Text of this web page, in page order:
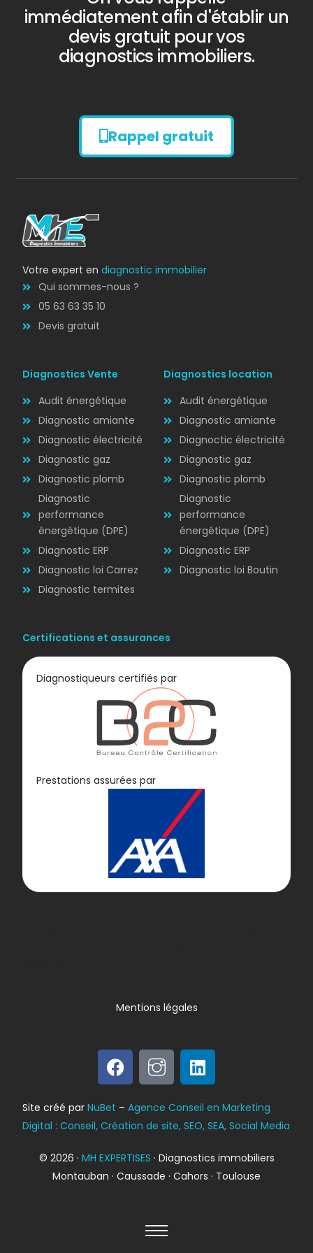
DPE
Diagnostic
AMIANTE
Diagnostic
ÉLECTRICITÉ
Diagnostic
Bilan énergétique
DPE
immédiatement afin d'établir un
devis gratuit pour vos
diagnostics immobiliers.
Rappel gratuit
Votre expert endiagnostic immobilier
Qui sommes-nous ?
05 63 63 35 10
Devis gratuit
Diagnostics Vente
Audit énergétique
Diagnostic amiante
Diagnostic électricité
Diagnostic gaz
Diagnostic plomb
Diagnostic
performance
énergétique (DPE)
Diagnostic ERP
Diagnostic loi Carrez
Diagnostic termites
Diagnostics location
Audit énergétique
Diagnostic amiante
Diagnoctic électricité
Diagnostic gaz
Diagnostic plomb
Diagnostic
performance
énergétique (DPE)
Diagnostic ERP
Diagnostic loi Boutin
Certifications et assurances
Diagnostiqueurs certifiés par
Prestations assurées par
© 2026 · MH EXPERTISES · Diagnostics immobiliers
Montauban · Caussade · Cahors · Toulouse
Site créé parNuBet –Agence Conseil en Marketing
Digital : Conseil, Création de site, SEO, SEA, Social Media
Mentions légales